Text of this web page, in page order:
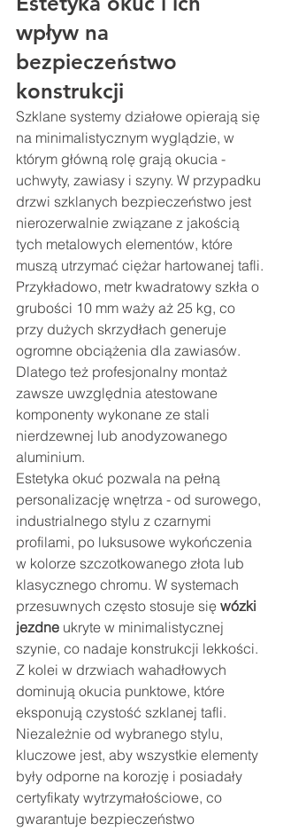
wpływ na
bezpieczeństwo
konstrukcji
Szklane systemy działowe opierają się
na minimalistycznym wyglądzie, w
którym główną rolę grają okucia -
uchwyty, zawiasy i szyny. W przypadku
drzwi szklanych bezpieczeństwo jest
nierozerwalnie związane z jakością
tych metalowych elementów, które
muszą utrzymać ciężar hartowanej tafli.
Przykładowo, metr kwadratowy szkła o
grubości 10 mm waży aż 25 kg, co
przy dużych skrzydłach generuje
ogromne obciążenia dla zawiasów.
Dlatego też profesjonalny montaż
zawsze uwzględnia atestowane
komponenty wykonane ze stali
nierdzewnej lub anodyzowanego
aluminium.
Estetyka okuć pozwala na pełną
personalizację wnętrza - od surowego,
industrialnego stylu z czarnymi
profilami, po luksusowe wykończenia
w kolorze szczotkowanego złota lub
klasycznego chromu. W systemach
przesuwnych często stosuje się wózki
jezdne ukryte w minimalistycznej
szynie, co nadaje konstrukcji lekkości.
Z kolei w drzwiach wahadłowych
dominują okucia punktowe, które
eksponują czystość szklanej tafli.
Niezależnie od wybranego stylu,
kluczowe jest, aby wszystkie elementy
były odporne na korozję i posiadały
certyfikaty wytrzymałościowe, co
gwarantuje bezpieczeństwo